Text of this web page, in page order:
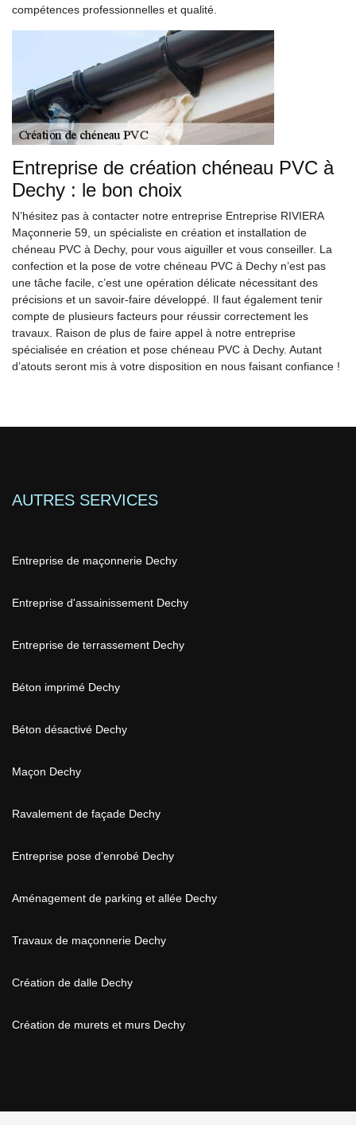
compétences professionnelles et qualité.
Entreprise de création chéneau PVC à
Dechy : le bon choix
N’hésitez pas à contacter notre entreprise Entreprise RIVIERA
Maçonnerie 59, un spécialiste en création et installation de
chéneau PVC à Dechy, pour vous aiguiller et vous conseiller. La
confection et la pose de votre chéneau PVC à Dechy n’est pas
une tâche facile, c’est une opération délicate nécessitant des
précisions et un savoir-faire développé. Il faut également tenir
compte de plusieurs facteurs pour réussir correctement les
travaux. Raison de plus de faire appel à notre entreprise
spécialisée en création et pose chéneau PVC à Dechy. Autant
d’atouts seront mis à votre disposition en nous faisant confiance !
AUTRES SERVICES
Entreprise de maçonnerie Dechy
Entreprise d'assainissement Dechy
Entreprise de terrassement Dechy
Béton imprimé Dechy
Béton désactivé Dechy
Maçon Dechy
Ravalement de façade Dechy
Entreprise pose d'enrobé Dechy
Aménagement de parking et allée Dechy
Travaux de maçonnerie Dechy
Création de dalle Dechy
Création de murets et murs Dechy